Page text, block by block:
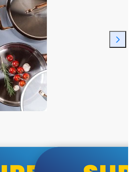
cene